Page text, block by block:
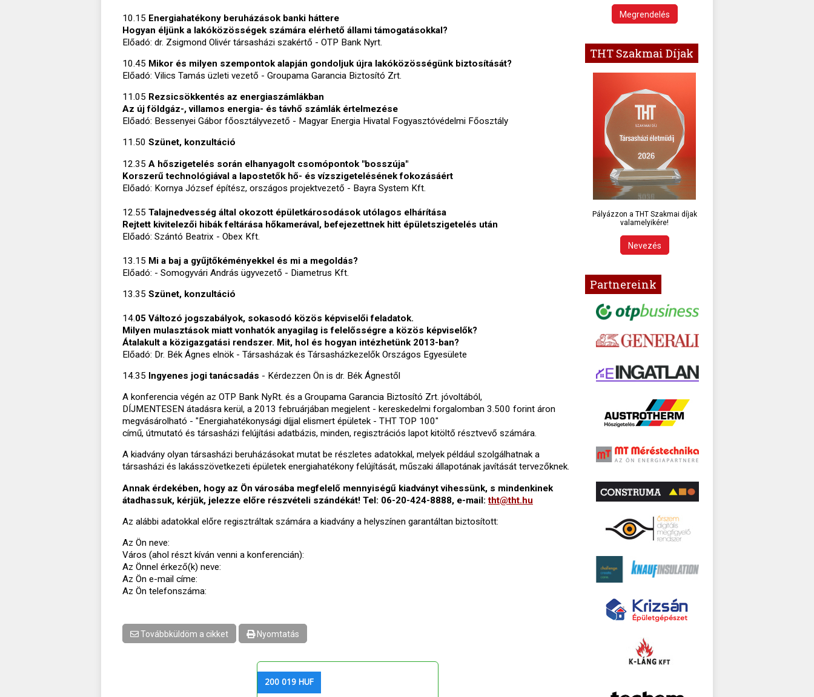
10.15 Energiahatékony beruházások banki háttere
Hogyan éljünk a lakóközösségek számára elérhető állami támogatásokkal?
Előadó: dr. Zsigmond Olivér társasházi szakértő - OTP Bank Nyrt.
10.45 Mikor és milyen szempontok alapján gondoljuk újra lakóközösségünk biztosítását?
Előadó: Vilics Tamás üzleti vezető - Groupama Garancia Biztosító Zrt.
11.05 Rezsicsökkentés az energiaszámlákban
Az új földgáz-, villamos energia- és távhő számlák értelmezése
Előadó: Bessenyei Gábor főosztályvezető - Magyar Energia Hivatal Fogyasztóvédelmi Főosztály
11.50 Szünet, konzultáció
12.35 A hőszigetelés során elhanyagolt csomópontok "bosszúja"
Korszerű technológiával a lapostetők hő- és vízszigetelésének fokozásáért
Előadó: Kornya József építész, országos projektvezető - Bayra System Kft.
12.55 Talajnedvesség által okozott épületkárosodások utólagos elhárítása
Rejtett kivitelezői hibák feltárása hőkamerával, befejezettnek hitt épületszigetelés után
Előadó: Szántó Beatrix - Obex Kft.
13.15 Mi a baj a gyűjtőkéményekkel és mi a megoldás?
Előadó: - Somogyvári András ügyvezető - Diametrus Kft.
13.35 Szünet, konzultáció
14.05 Változó jogszabályok, sokasodó közös képviselői feladatok.
Milyen mulasztások miatt vonhatók anyagilag is felelősségre a közös képviselők?
Átalakult a közigazgatási rendszer. Mit, hol és hogyan intézhetünk 2013-ban?
Előadó: Dr. Bék Ágnes elnök - Társasházak és Társasházkezelők Országos Egyesülete
14.35 Ingyenes jogi tanácsadás - Kérdezzen Ön is dr. Bék Ágnestől
A konferencia végén az OTP Bank NyRt. és a Groupama Garancia Biztosító Zrt. jóvoltából,
DÍJMENTESEN átadásra kerül, a 2013 februárjában megjelent - kereskedelmi forgalomban 3.500 forint áron
megvásárolható - "Energiahatékonysági díjjal elismert épületek - THT TOP 100"
című, útmutató és társasházi felújítási adatbázis, minden, regisztrációs lapot kitöltő résztvevő számára.
A kiadvány olyan társasházi beruházásokat mutat be részletes adatokkal, melyek például szolgálhatnak a
társasházi és lakásszövetkezeti épületek energiahatékony felújítását, műszaki állapotának javítását tervezőknek.
Annak érdekében, hogy az Ön városába megfelelő mennyiségű kiadványt vihessünk, s mindenkinek
átadhassuk, kérjük, jelezze előre részvételi szándékát! Tel: 06-20-424-8888, e-mail:tht@tht.hu
Az alábbi adatokkal előre regisztráltak számára a kiadvány a helyszínen garantáltan biztosított:
Az Ön neve:
Város (ahol részt kíván venni a konferencián):
Az Önnel érkező(k) neve:
Az Ön e-mail címe:
Az Ön telefonszáma:
Továbbküldöm a cikket Nyomtatás
200 019 HUF
Megrendelés
THT Szakmai Díjak
Pályázzon a THT Szakmai díjak
valamelyikére!
Nevezés
Partnereink